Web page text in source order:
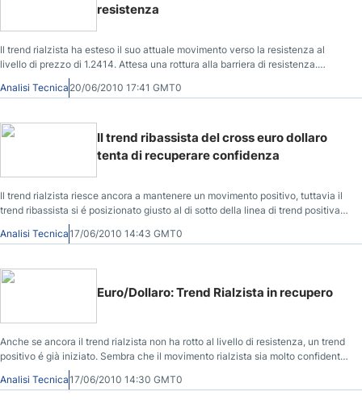
resistenza
Il trend rialzista ha esteso il suo attuale movimento verso la resistenza al
livello di prezzo di 1.2414. Attesa una rottura alla barriera di resistenza.
Mentre le candele rimangono attive sopra la corrente linea di trend, cercate
per ulteriori opportunità di acquisto. Al momento bassi movimenti sono
alla barriera di resistenza.
Analisi Tecnica 20/06/2010 17:41 GMT0
Il trend ribassista del cross euro dollaro
tenta di recuperare confidenza
Il trend rialzista riesce ancora a mantenere un movimento positivo, tuttavia il
trend ribassista si é posizionato giusto al di sotto della linea di trend positiva.
Posizioni di attesa sono consigliate, per confermare ulteriori movimenti
rialzisti. Sotto il livello di supporto a 1.2158 il trend ribassista può riguadagnare
Analisi Tecnica17/06/2010 14:43 GMT0
Euro/Dollaro: Trend Rialzista in recupero
Anche se ancora il trend rialzista non ha rotto al livello di resistenza, un trend
positivo é già iniziato. Sembra che il movimento rialzista sia molto confidente
al di sopra del livello di supporto e rimane ancora entro il canale positivo.
Ulteriori rialzi sono attesi verso la resistenza. Cercate per opportunità di
Analisi Tecnica17/06/2010 14:30 GMT0